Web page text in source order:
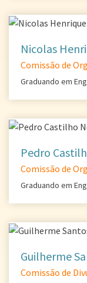
Nicolas
Comissão de
Graduando em
Pedro
Comissão de
Graduando em
Guilherme
Comissão de